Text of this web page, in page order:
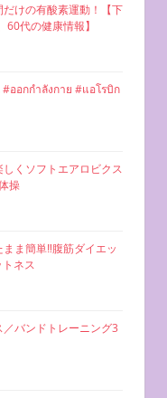
けの有酸素運動！【下
代の健康情報】
ออกกำลังกาย #แอโรบิก
しくソフトエアロビクス
操
まま簡単‼︎腹筋ダイエッ
ネス
バンドトレーニング3